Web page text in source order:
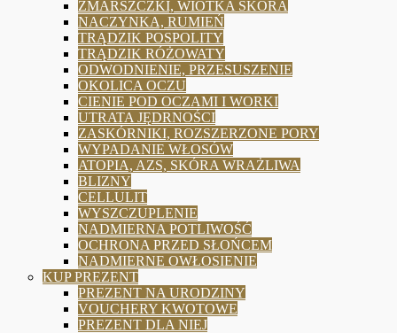
ZMARSZCZKI, WIOTKA SKÓRA
NACZYNKA, RUMIEŃ
TRĄDZIK POSPOLITY
TRĄDZIK RÓŻOWATY
ODWODNIENIE, PRZESUSZENIE
OKOLICA OCZU
CIENIE POD OCZAMI I WORKI
UTRATA JĘDRNOŚCI
ZASKÓRNIKI, ROZSZERZONE PORY
WYPADANIE WŁOSÓW
ATOPIA, AZS, SKÓRA WRAŻLIWA
BLIZNY
CELLULIT
WYSZCZUPLENIE
NADMIERNA POTLIWOŚĆ
OCHRONA PRZED SŁOŃCEM
NADMIERNE OWŁOSIENIE
KUP PREZENT
PREZENT NA URODZINY
VOUCHERY KWOTOWE
PREZENT DLA NIEJ